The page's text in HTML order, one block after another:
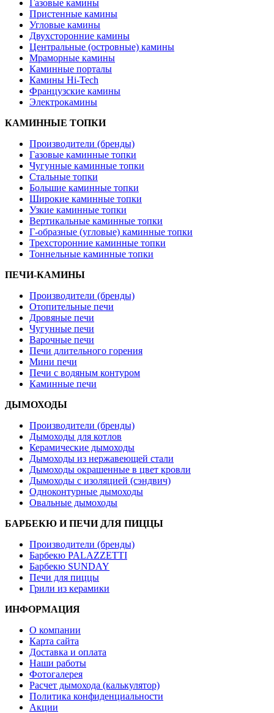
Газовые камины
Пристенные камины
Угловые камины
Двухсторонние камины
Центральные (островные) камины
Мраморные камины
Каминные порталы
Камины Hi-Tech
Французские камины
Электрокамины
КАМИННЫЕ ТОПКИ
Производители (бренды)
Газовые каминные топки
Чугунные каминные топки
Стальные топки
Большие каминные топки
Широкие каминные топки
Узкие каминные топки
Вертикальные каминные топки
Г-образные (угловые) каминные топки
Трехсторонние каминные топки
Тоннельные каминные топки
ПЕЧИ-КАМИНЫ
Производители (бренды)
Отопительные печи
Дровяные печи
Чугунные печи
Варочные печи
Печи длительного горения
Мини печи
Печи с водяным контуром
Каминные печи
ДЫМОХОДЫ
Производители (бренды)
Дымоходы для котлов
Керамические дымоходы
Дымоходы из нержавеющей стали
Дымоходы окрашенные в цвет кровли
Дымоходы с изоляцией (сэндвич)
Одноконтурные дымоходы
Овальные дымоходы
БАРБЕКЮ И ПЕЧИ ДЛЯ ПИЦЦЫ
Производители (бренды)
Барбекю PALAZZETTI
Барбекю SUNDAY
Печи для пиццы
Грили из керамики
ИНФОРМАЦИЯ
О компании
Карта сайта
Доставка и оплата
Наши работы
Фотогалерея
Расчет дымохода (калькулятор)
Политика конфиденциальности
Акции